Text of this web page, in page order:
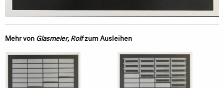
Mehr vonGlasmeier, Rolfzum Ausleihen